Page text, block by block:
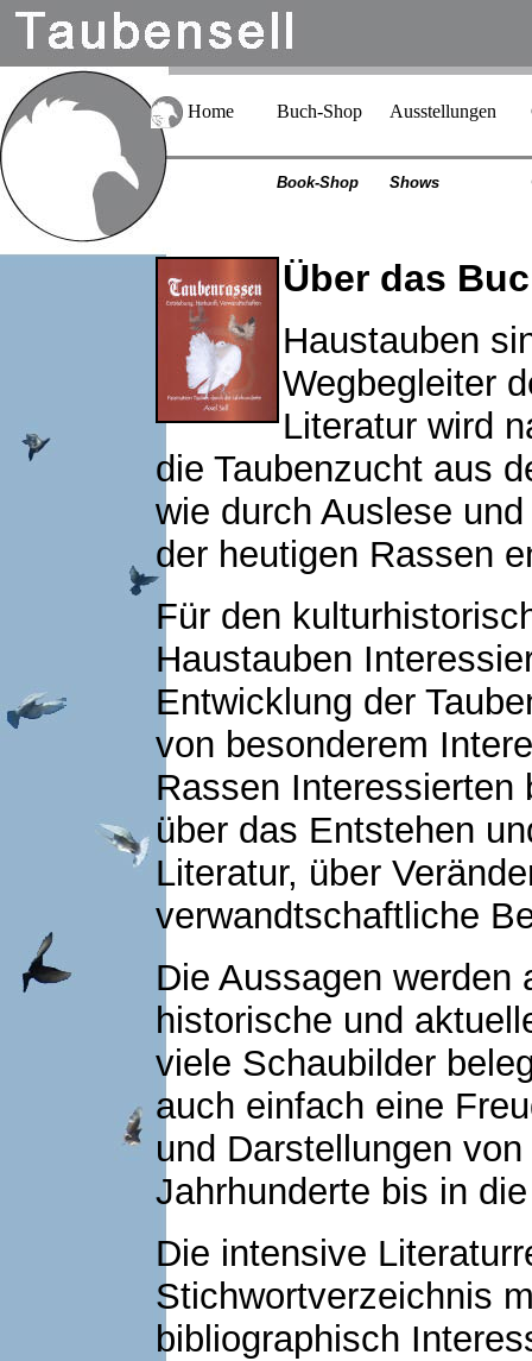
Home Buch-Shop Ausstellungen
Book-Shop Shows
Über das
Haustauben
Wegbegleiter
Literatur wird
die Taubenzucht aus
wie durch Auslese
der heutigen Rassen
Für den
Haustauben
Entwicklung der
von besonderem
Rassen Interessierten
über das Entstehen
Literatur, über
verwandtschaftliche
Die Aussagen werden
historische und
viele Schaubilder
auch einfach eine
und Darstellungen
Jahrhunderte bis in
Die intensive
Stichwortverzeichnis
bibliographisch